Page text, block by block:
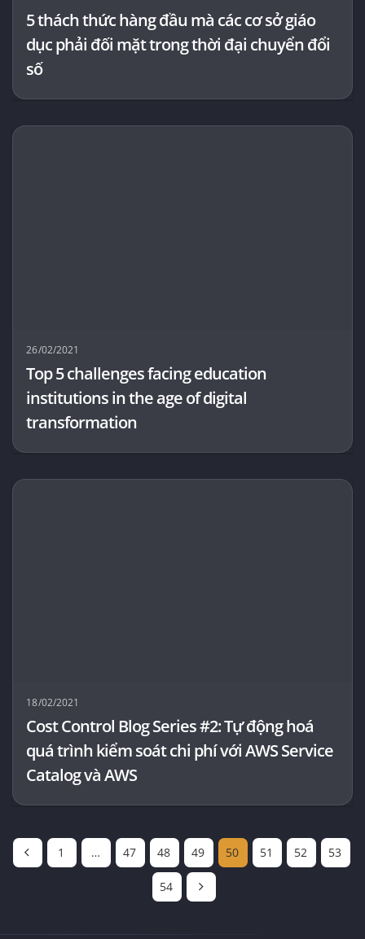
5 thách thức hàng đầu mà các cơ sở giáo
dục phải đối mặt trong thời đại chuyển đổi
số
26/02/2021
Top 5 challenges facing education
institutions in the age of digital
transformation
18/02/2021
Cost Control Blog Series #2: Tự động hoá
quá trình kiểm soát chi phí với AWS Service
Catalog và AWS
1 … 47 48 49 50 51 52 53
54